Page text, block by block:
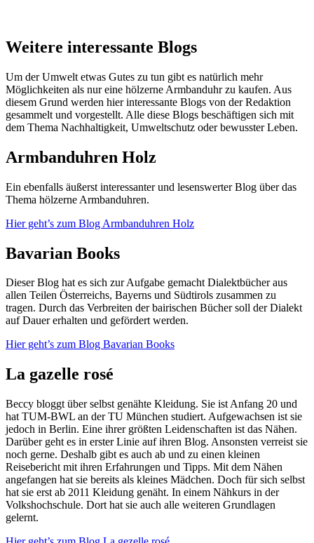
Weitere interessante Blogs
Um der Umwelt etwas Gutes zu tun gibt es natürlich mehr
Möglichkeiten als nur eine hölzerne Armbanduhr zu kaufen. Aus
diesem Grund werden hier interessante Blogs von der Redaktion
gesammelt und vorgestellt. Alle diese Blogs beschäftigen sich mit
dem Thema Nachhaltigkeit, Umweltschutz oder bewusster Leben.
Armbanduhren Holz
Ein ebenfalls äußerst interessanter und lesenswerter Blog über das
Thema hölzerne Armbanduhren.
Hier geht’s zum Blog Armbanduhren Holz
Bavarian Books
Dieser Blog hat es sich zur Aufgabe gemacht Dialektbücher aus
allen Teilen Österreichs, Bayerns und Südtirols zusammen zu
tragen. Durch das Verbreiten der bairischen Bücher soll der Dialekt
auf Dauer erhalten und gefördert werden.
Hier geht’s zum Blog Bavarian Books
La gazelle rosé
Beccy bloggt über selbst genähte Kleidung. Sie ist Anfang 20 und
hat TUM-BWL an der TU München studiert. Aufgewachsen ist sie
jedoch in Berlin. Eine ihrer größten Leidenschaften ist das Nähen.
Darüber geht es in erster Linie auf ihren Blog. Ansonsten verreist sie
noch gerne. Deshalb gibt es auch ab und zu einen kleinen
Reisebericht mit ihren Erfahrungen und Tipps. Mit dem Nähen
angefangen hat sie bereits als kleines Mädchen. Doch für sich selbst
hat sie erst ab 2011 Kleidung genäht. In einem Nähkurs in der
Volkshochschule. Dort hat sie auch alle weiteren Grundlagen
gelernt.